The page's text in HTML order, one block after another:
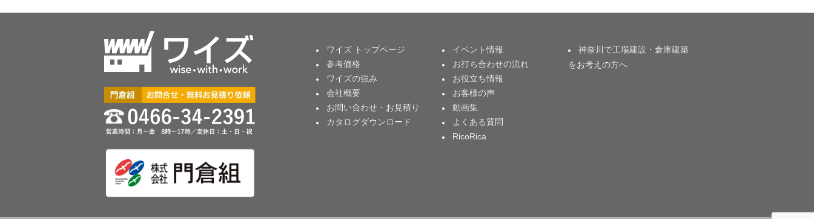
ワイズ トップページ
参考価格
ワイズの強み
会社概要
お問い合わせ・お見積り
カタログダウンロード
イベント情報
お打ち合わせの流れ
お役立ち情報
お客様の声
動画集
よくある質問
RicoRica
神奈川で工場建設・倉庫建築
をお考えの方へ